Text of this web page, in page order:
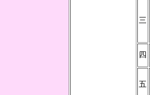
三
四
五